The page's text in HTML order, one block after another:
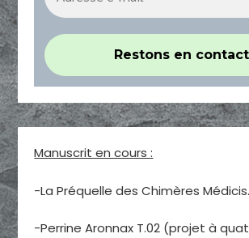
Manuscrit en cours :
-La Préquelle des Chimères Médicis.
-Perrine Aronnax T.02 (projet à